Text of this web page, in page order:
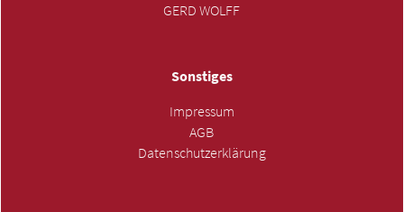
GERD WOLFF
Sonstiges
Impressum
AGB
Datenschutzerklärung